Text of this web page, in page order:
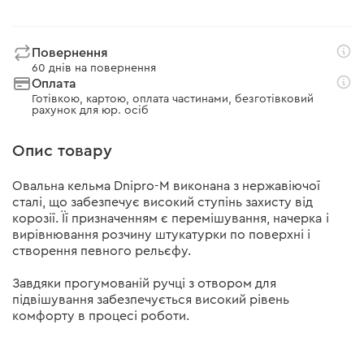
Повернення
60 днів на повернення
Оплата
Готівкою, картою, оплата частинами, безготівковий
рахунок для юр. осіб
Опис товару
Овальна кельма Dnipro-M виконана з нержавіючої
сталі, що забезпечує високий ступінь захисту від
корозії. Її призначенням є перемішування, начерка і
вирівнювання розчину штукатурки по поверхні і
створення певного рельєфу.
Завдяки прогумованій ручці з отвором для
підвішування забезпечується високий рівень
комфорту в процесі роботи.